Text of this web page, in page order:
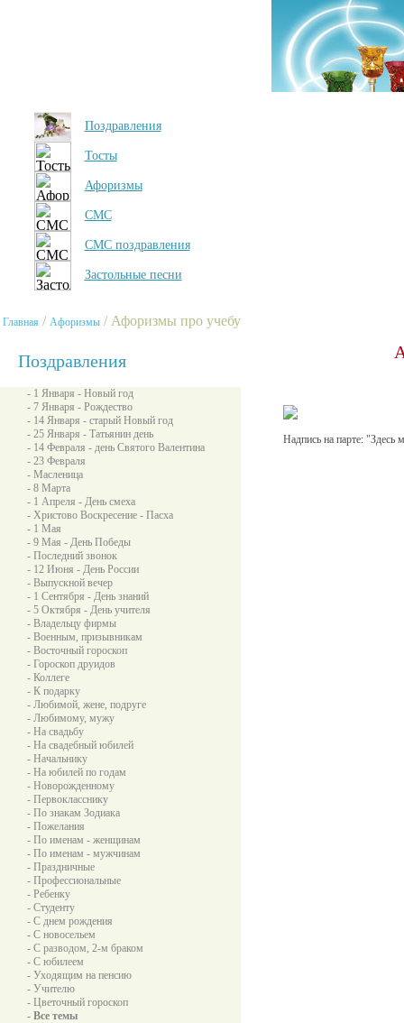
Поздравления
Тосты
Афоризмы
СМС
СМС поздравления
Застольные песни
Главная / Афоризмы / Афоризмы про учебу
Поздравления
- 1 Января - Новый год
- 7 Января - Рождество
- 14 Января - старый Новый год
- 25 Января - Татьянин день
- 14 Февраля - день Святого Валентина
- 23 Февраля
- Масленица
- 8 Марта
- 1 Апреля - День смеха
- Христово Воскресение - Пасха
- 1 Мая
- 9 Мая - День Победы
- Последний звонок
- 12 Июня - День России
- Выпускной вечер
- 1 Сентября - День знаний
- 5 Октября - День учителя
- Владельцу фирмы
- Военным, призывникам
- Восточный гороскоп
- Гороскоп друидов
- Коллеге
- К подарку
- Любимой, жене, подруге
- Любимому, мужу
- На свадьбу
- На свадебный юбилей
- Начальнику
- На юбилей по годам
- Новорожденному
- Первокласснику
- По знакам Зодиака
- Пожелания
- По именам - женщинам
- По именам - мужчинам
- Праздничные
- Профессиональные
- Ребенку
- Студенту
- С днем рождения
- С новосельем
- С разводом, 2-м браком
- С юбилеем
- Уходящим на пенсию
- Учителю
- Цветочный гороскоп
- Все темы
Надпись на парте: "Здесь